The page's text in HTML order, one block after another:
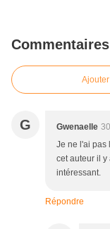
Commentaires
G Gwenaelle
Je ne l'ai pas
cet auteur il
intéressant.
Répondre